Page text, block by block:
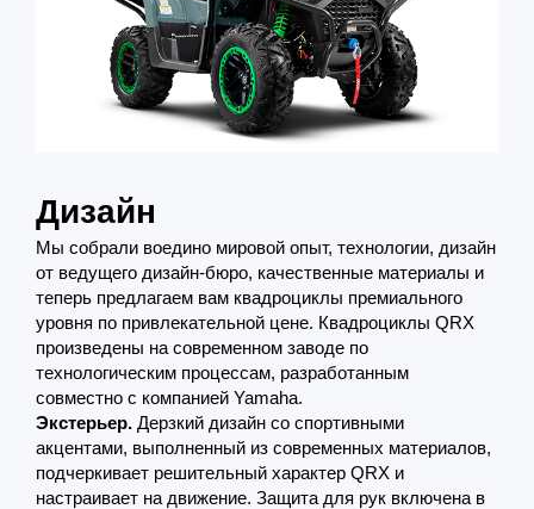
Дизайн
Мы собрали воедино мировой опыт, технологии, дизайн
от ведущего дизайн-бюро, качественные материалы и
теперь предлагаем вам квадроциклы премиального
уровня по привлекательной цене. Квадроциклы QRX
произведены на современном заводе по
технологическим процессам, разработанным
совместно с компанией Yamaha.
Экстерьер. Дерзкий дизайн со спортивными
акцентами, выполненный из современных материалов,
подчеркивает решительный характер QRX и
настраивает на движение. Защита для рук включена в